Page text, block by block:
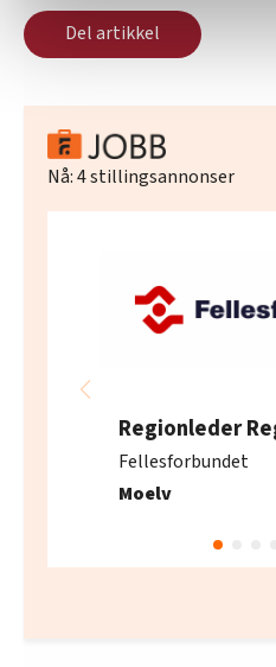
relevant innhold, tilpassede
statistikk.
innenfor analyse og
oversikten lengre ned på
Del artikkel
Nå:4stillingsannonser
Regionleder
Fellesforbundet
Moelv